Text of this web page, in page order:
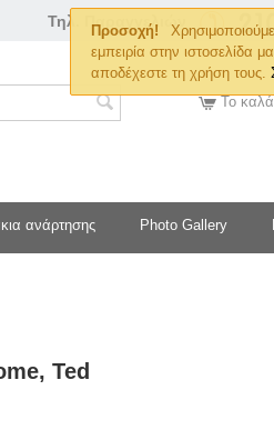
Προσοχή!
εμπειρία στην ιστοσελίδα
αποδέχεστε τη χρήση τους.
Τηλ. Παραγγελιών
Το
ανάρτησης Photo Gallery
Ted